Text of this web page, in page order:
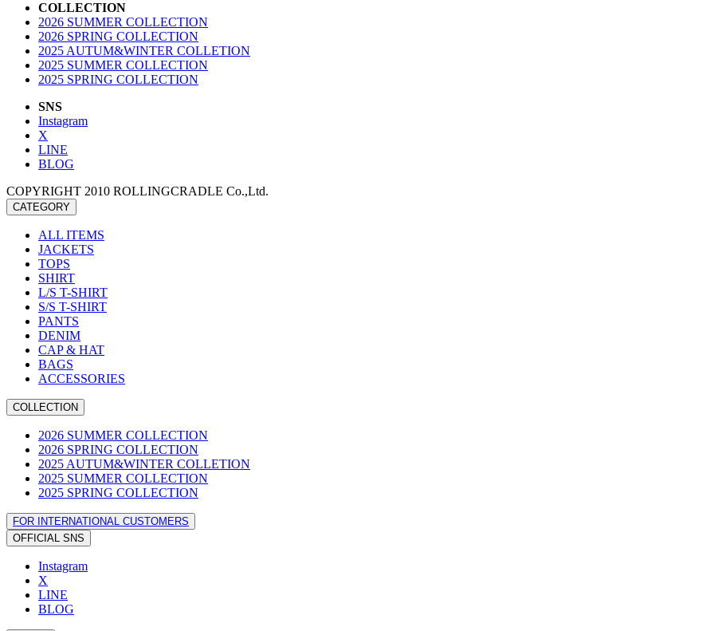
COLLECTION
2026 SUMMER COLLECTION
2026 SPRING COLLECTION
2025 AUTUM&WINTER COLLETION
2025 SUMMER COLLECTION
2025 SPRING COLLECTION
SNS
Instagram
X
LINE
BLOG
COPYRIGHT 2010 ROLLINGCRADLE Co.,Ltd.
CATEGORY
ALL ITEMS
JACKETS
TOPS
SHIRT
L/S T-SHIRT
S/S T-SHIRT
PANTS
DENIM
CAP & HAT
BAGS
ACCESSORIES
COLLECTION
2026 SUMMER COLLECTION
2026 SPRING COLLECTION
2025 AUTUM&WINTER COLLETION
2025 SUMMER COLLECTION
2025 SPRING COLLECTION
FOR INTERNATIONAL CUSTOMERS
OFFICIAL SNS
Instagram
X
LINE
BLOG